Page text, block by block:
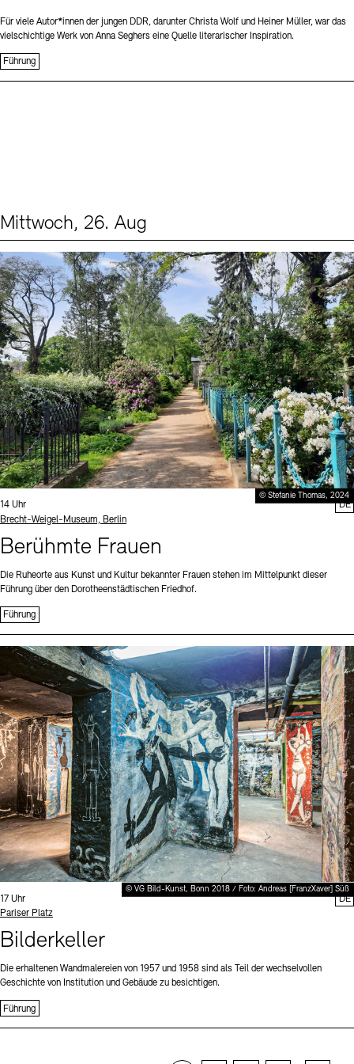
Für viele Autor*innen der jungen DDR, darunter Christa Wolf und Heiner Müller, war das
vielschichtige Werk von Anna Seghers eine Quelle literarischer Inspiration.
Führung
Mittwoch, 26. Aug
© Stefanie Thomas, 2024
Uhrzeit:
14 Uhr
Standort
Brecht-Weigel-Museum, Berlin
Berühmte Frauen
Die Ruheorte aus Kunst und Kultur bekannter Frauen stehen im Mittelpunkt dieser
Führung über den Dorotheenstädtischen Friedhof.
Führung
DE
© VG Bild-Kunst, Bonn 2018 / Foto: Andreas [FranzXaver] Süß
Uhrzeit:
17 Uhr
Standort
Pariser Platz
Bilderkeller
Die erhaltenen Wandmalereien von 1957 und 1958 sind als Teil der wechselvollen
Geschichte von Institution und Gebäude zu besichtigen.
Führung
DE